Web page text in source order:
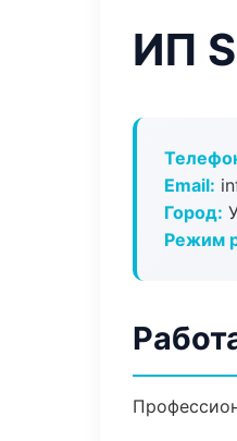
ИП
Email:
Город:
Режим